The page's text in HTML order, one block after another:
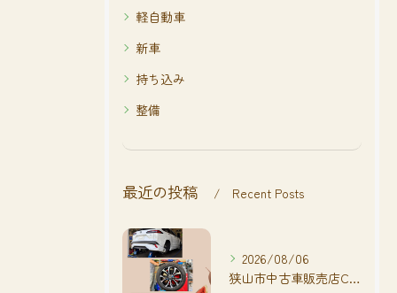
軽自動車
新車
持ち込み
整備
最近の投稿 Recent Posts
2026/08/06
狭山市中古車販売店CarShop FACT.🚗